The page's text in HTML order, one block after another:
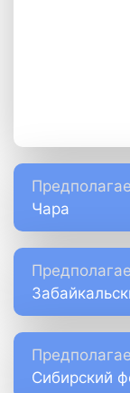
Чара
Сибирский